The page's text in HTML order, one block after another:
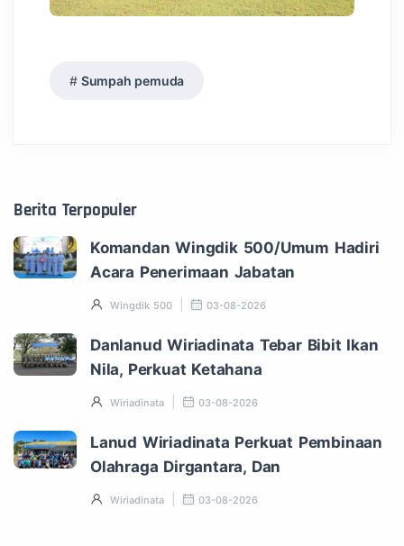
Sumpah pemuda
Berita Terpopuler
Komandan Wingdik 500/Umum Hadiri
Acara Penerimaan Jabatan
Wingdik 500 03-08-2026
Danlanud Wiriadinata Tebar Bibit Ikan
Nila, Perkuat Ketahana
Wiriadinata 03-08-2026
Lanud Wiriadinata Perkuat Pembinaan
Olahraga Dirgantara, Dan
Wiriadinata 03-08-2026